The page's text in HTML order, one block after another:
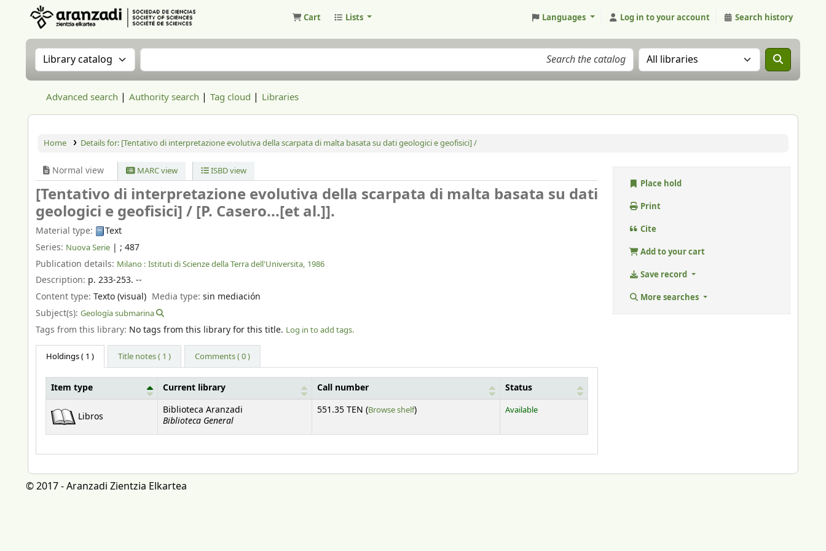
Cart Lists Languages Log in to your account Search history
Search the catalog by:Search the catalog Search the catalog in:
Advanced search Authority search Tag cloud Libraries
Home Details for: [Tentativo di interpretazione evolutiva della scarpata di malta basata su dati geologici e geofisici] /
Normal view MARC view ISBD view
[Tentativo di interpretazione evolutiva della scarpata di malta basata su dati
geologici e geofisici] /[P. Casero...[et al.]].
Material type:
Text
Series: Nuova Serie | ; 487
Publication details: Milano : Istituti di Scienze della Terra dell'Universita, 1986
Description: p. 233-253. --
Content type: Texto (visual) Media type:sin mediación
Subject(s): Geología submarina
Tags from this library: No tags from this library for this title. Log in to add tags.
Holdings( 1 ) Title notes ( 1 ) Comments ( 0 )
Item type Current library Call number Status
Libros
Biblioteca Aranzadi
Biblioteca General
551.35 TEN (Browse shelf(Opens below)
) Available
Place hold
Print
Cite
Add to your cart
Save record
More searches
© 2017 - Aranzadi Zientzia Elkartea